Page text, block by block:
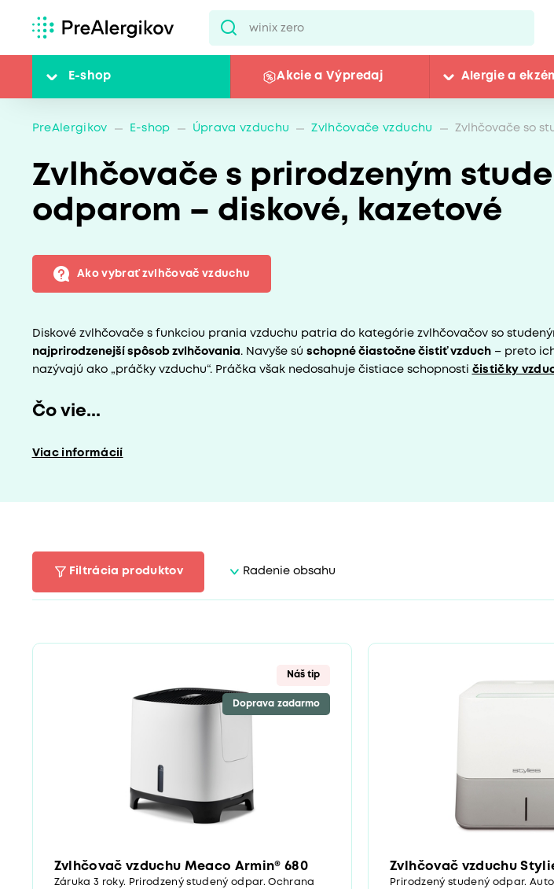
E-shop Akcie a Výpredaj Alergie a
PreAlergikov E-shop Úprava vzduchu Zvlhčovače vzduchu Zvlhčovače so
Zvlhčovače s prirodzeným
odparom – diskové, kazetové
Ako vybrať zvlhčovač vzduchu
Diskové zvlhčovače s funkciou prania vzduchu patria do kategórie zvlhčovačov so
najprirodzenejší spôsob zvlhčovania . Navyše sú schopné čiastočne čistiť vzduch– preto
nazývajú ako „práčky vzduchu“. Práčka však nedosahuje čistiace schopnosti čističky
Čo vie...
Viac informácií
Filtrácia produktov Radenie obsahu
Náš tip
Doprava zadarmo
Zvlhčovač vzduchu Meaco Armin® 680
Záruka 3 roky. Prirodzený studený odpar. Ochrana
Zvlhčovač vzduchu
Prirodzený studený odpar.